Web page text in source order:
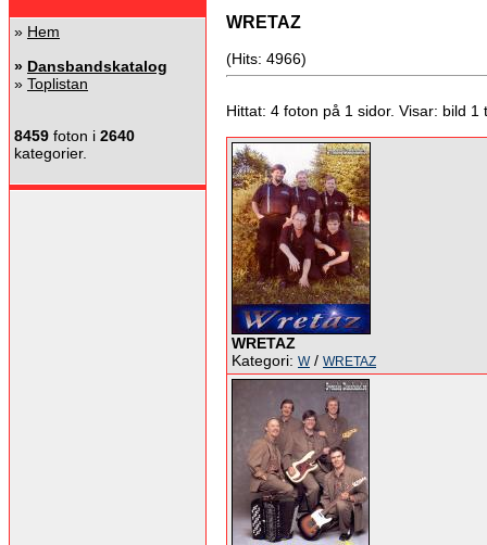
» Hem
» Dansbandskatalog
» Toplistan
8459 foton i 2640
kategorier.
WRETAZ
(Hits: 4966)
Hittat: 4 foton på 1 sidor. Visar: bild 1
WRETAZ
Kategori: W/ WRETAZ